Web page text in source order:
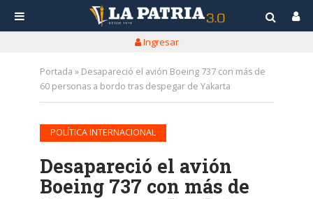
Ingresar
Portada » Desapareció el avión Boeing 737 con más de
60 personas a bordo tras despegar de Yakarta
POLÍTICA INTERNACIONAL
Desapareció el avión
Boeing 737 con más de